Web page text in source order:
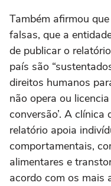
Também afirmou
falsas, que a
de publicar o
país são
direitos humanos
não opera ou
conversão’. A
relatório apoia
comportamentais,
alimentares e
acordo com os mais